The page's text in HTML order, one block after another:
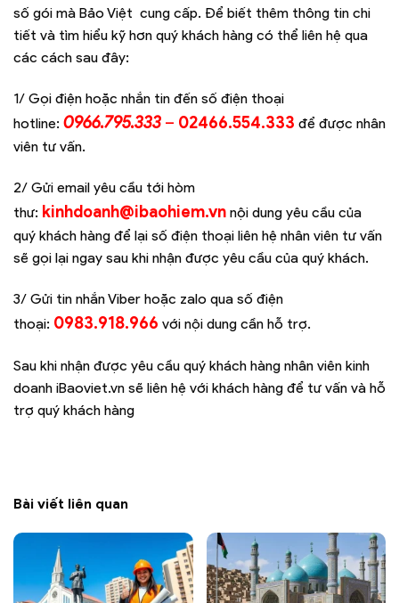
số gói mà Bảo Việt cung cấp. Để biết thêm thông tin chi
tiết và tìm hiểu kỹ hơn quý khách hàng có thể liên hệ qua
các cách sau đây:
1/ Gọi điện hoặc nhắn tin đến số điện thoại
hotline: 0966.795.333 – 02466.554.333 để được nhân
viên tư vấn.
2/ Gửi email yêu cầu tới hòm
thư: kinhdoanh@ibaohiem.vn nội dung yêu cầu của
quý khách hàng để lại số điện thoại liên hệ nhân viên tư vấn
sẽ gọi lại ngay sau khi nhận được yêu cầu của quý khách.
3/ Gửi tin nhắn Viber hoặc zalo qua số điện
thoại: 0983.918.966 với nội dung cần hỗ trợ.
Sau khi nhận được yêu cầu quý khách hàng nhân viên kinh
doanh iBaoviet.vn sẽ liên hệ với khách hàng để tư vấn và hỗ
trợ quý khách hàng
Bài viết liên quan